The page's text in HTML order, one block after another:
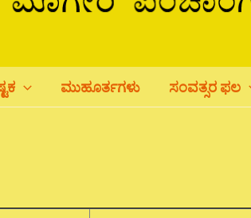
ಮುಹೂರ್ತಗಳು ಸಂವತ್ಸರ ಫಲ